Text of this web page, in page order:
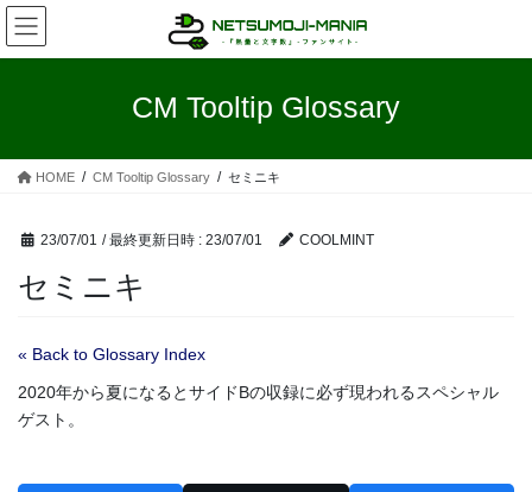
コ
ン
テ
ス
ナ
ビ
ゲ
ン
CM Tooltip Glossary
HOME CM Tooltip Glossary セミニキ
23/07/01 / 最終更新日時 : 23/07/01 COOLMINT
セミニキ
« Back to Glossary Index
2020年から夏になるとサイドBの収録に必ず現われるスペシャル
ゲスト。